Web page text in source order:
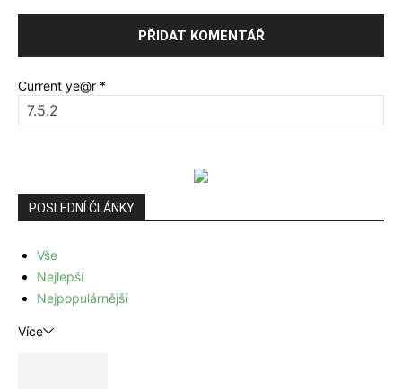
Current ye@r *
POSLEDNÍ ČLÁNKY
Vše
Nejlepší
Nejpopulárnější
Více